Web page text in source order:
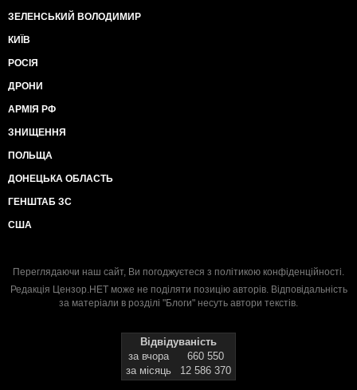
ЗЕЛЕНСЬКИЙ ВОЛОДИМИР
КИЇВ
РОСІЯ
ДРОНИ
АРМІЯ РФ
ЗНИЩЕННЯ
ПОЛЬЩА
ДОНЕЦЬКА ОБЛАСТЬ
ГЕНШТАБ ЗС
США
Переглядаючи наш сайт, Ви погоджуєтеся з політикою конфіденційності.
Редакція Цензор.НЕТ може не поділяти позицію авторів. Відповідальність
за матеріали в розділі "Блоги" несуть автори текстів.
Відвідуваність
за вчора
660 550
за місяць
12 586 370